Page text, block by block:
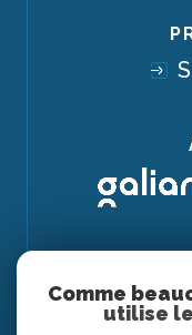
Comme
utilise